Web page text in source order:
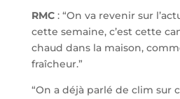
RMC: “On va revenir sur
cette semaine, c’est cette
chaud dans la maison,
fraîcheur.”
“On a déjà parlé de clim sur